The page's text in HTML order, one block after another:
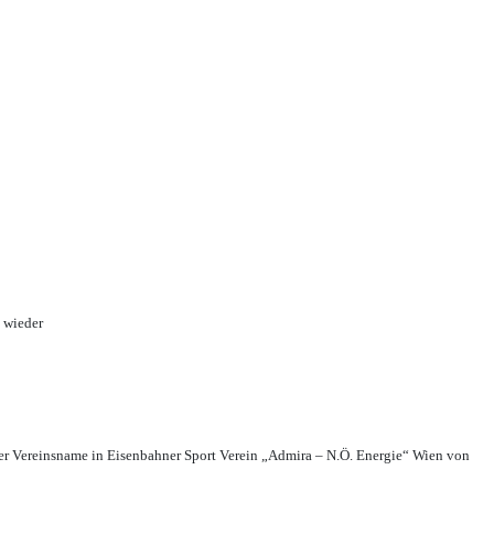
wieder
Vereinsname in Eisenbahner Sport Verein „Admira – N.Ö. Energie“ Wien von